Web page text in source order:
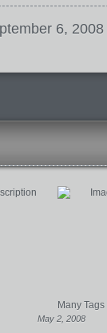
6, 2008
Many Tags
May 2, 2008